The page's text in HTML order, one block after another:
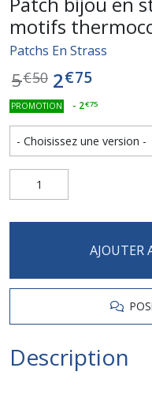
motifs
Patchs En Strass
5€50 2€75
PROMOTION - 2€75
AJOUTER
Description